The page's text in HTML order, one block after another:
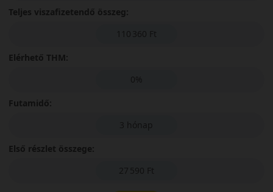
Teljes viszafizetendő összeg:
110 360 Ft
Elérhető THM:
0%
Futamidő:
3 hónap
Első részlet összege:
27 590 Ft